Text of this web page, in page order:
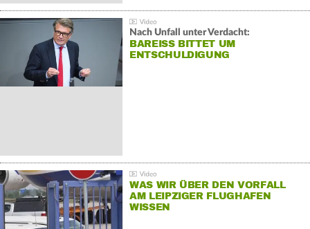
Nach Unfall unter Verdacht:
BAREISS BITTET UM E
NTSCHULDIGUNG
WAS WIR ÜBER DEN VORFALL
AM LEIPZIGER FLUGHAFEN
WISSEN